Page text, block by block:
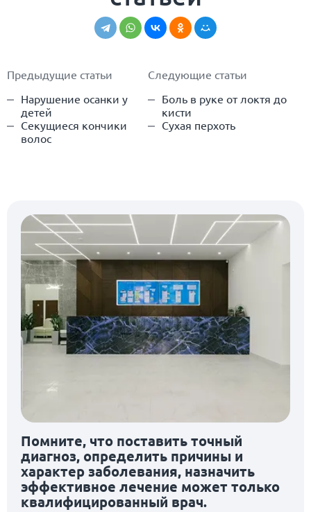
Предыдущие статьи
Нарушение осанки у
детей
Секущиеся кончики
волос
Следующие статьи
Боль в руке от локтя до
кисти
Сухая перхоть
Помните, что поставить точный
диагноз, определить причины и
характер заболевания, назначить
эффективное лечение может только
квалифицированный врач.